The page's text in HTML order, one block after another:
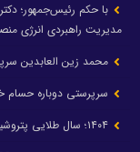
با حکم رئیس‌جمهور؛
مدیریت راهبردی انرژی
محمد زین العابدین
سرپرستی دوباره حسام